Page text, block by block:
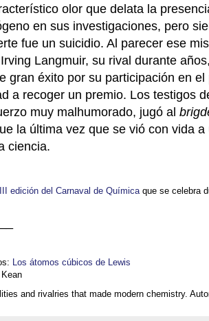
olor que delata la
en sus investigaciones, pero
fue un suicidio. Al parecer ese
Langmuir, su rival durante
gran éxito por su participación en
a recoger un premio. Los testigos
muy malhumorado, jugó al
la última vez que se vió con vida
ciencia.
edición del Carnaval de Química que se celebra
Los átomos cúbicos de Lewis
Kean
and rivalries that made modern chemistry.